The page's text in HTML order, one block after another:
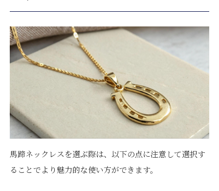
馬蹄ネックレスを選ぶ際は、以下の点に注意して選択す
ることでより魅力的な使い方ができます。